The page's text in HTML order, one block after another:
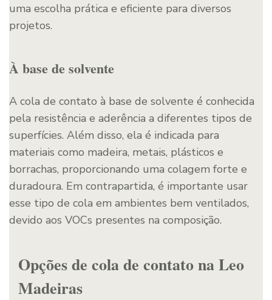
uma escolha prática e eficiente para diversos
projetos.
À base de solvente
A cola de contato à base de solvente é conhecida
pela resistência e aderência a diferentes tipos de
superfícies. Além disso, ela é indicada para
materiais como madeira, metais, plásticos e
borrachas, proporcionando uma colagem forte e
duradoura. Em contrapartida, é importante usar
esse tipo de cola em ambientes bem ventilados,
devido aos VOCs presentes na composição.
Opções de cola de contato na Leo
Madeiras